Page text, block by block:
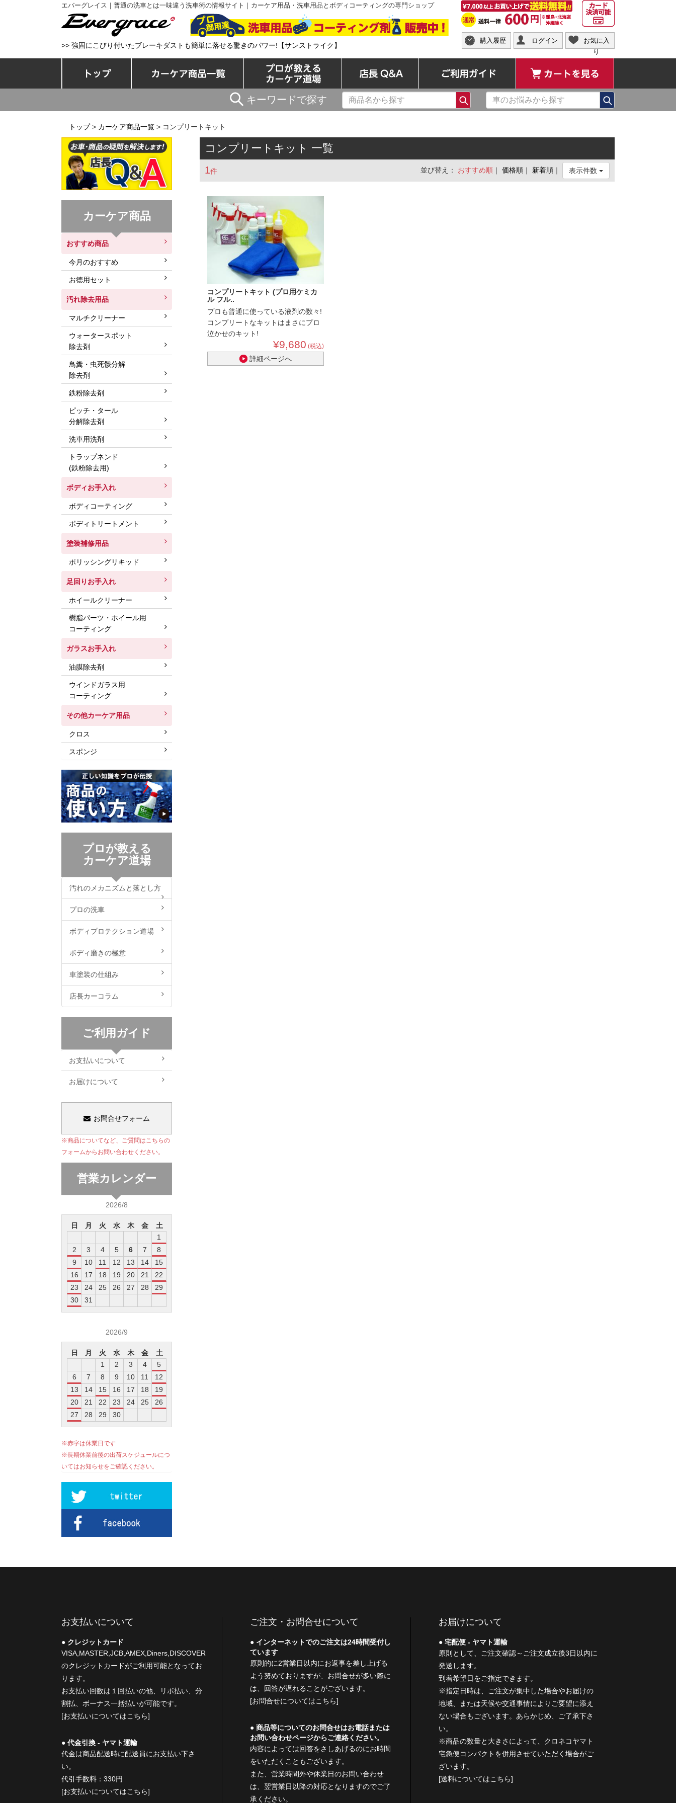
エバーグレイス｜普通の洗車とは一味違う洗車術の情報サイト｜カーケア用品・洗車用品とボディコーティングの専門ショップ
エバーグレイス/洗車用品とコーティングの専門ショップ
>> 強固にこびり付いたブレーキダストも簡単に落せる驚きのパワー!【サンストライク】
購入履歴 ログイン
お気に入
り
カーケア商品一覧
検索
検索
キーワードで探す
トップ> カーケア商品一覧 > コンプリートキット
コンプリートキット 一覧
1件 並び替え： おすすめ順 ｜ 価格順 ｜ 新着順 ｜ 表示件数
コンプリートキット (プロ用ケミカ
ル フル..
プロも普通に使っている液剤の数々!
コンプリートなキットはまさにプロ
泣かせのキット!
¥9,680 (税込)
詳細ページへ
カーケア商品
おすすめ商品
今月のおすすめ
お徳用セット
汚れ除去用品
マルチクリーナー
ウォータースポット
除去剤
鳥糞・虫死骸分解
除去剤
鉄粉除去剤
ピッチ・タール
分解除去剤
洗車用洗剤
トラップネンド
(鉄粉除去用)
ボディお手入れ
ボディコーティング
ボディトリートメント
塗装補修用品
ポリッシングリキッド
足回りお手入れ
ホイールクリーナー
樹脂パーツ・ホイール用
コーティング
ガラスお手入れ
油膜除去剤
ウインドガラス用
コーティング
その他カーケア用品
クロス
スポンジ
プロが教える
カーケア道場
汚れのメカニズムと落とし方
プロの洗車
ボディプロテクション道場
ボディ磨きの極意
車塗装の仕組み
店長カーコラム
ご利用ガイド
お支払いについて
お届けについて
お問合せフォーム
※商品についてなど、ご質問はこちらの
フォームからお問い合わせください。
営業カレンダー
2026/8
日 月 火 水 木 金
土
1
2
3 4 5 6 7
8
9
10 11 12 13 14
15
16
17 18 19 20 21
22
23
24 25 26 27 28
29
30
31
2026/9
日 月 火 水 木 金
土
1
2 3 4
5
6
7 8 9 10 11
12
13
14 15 16 17 18
19
20
21 22 23 24 25
26
27
28 29 30
※赤字は休業日です
※長期休業前後の出荷スケジュールにつ
いてはお知らせをご確認ください。
お支払いについて
クレジットカード
VISA,MASTER,JCB,AMEX,Diners,DISCOVER
のクレジットカードがご利用可能となってお
ります。
お支払い回数は１回払いの他、リボ払い、分
割払、ボーナス一括払いが可能です。
[お支払いについてはこちら]
代金引換 - ヤマト運輸
代金は商品配送時に配送員にお支払い下さ
い。
代引手数料：330円
[お支払いについてはこちら]
ご注文・お問合せについて
インターネットでのご注文は24時間受付し
ています
原則的に2営業日以内にお返事を差し上げる
よう努めておりますが、お問合せが多い際に
は、回答が遅れることがございます。
[お問合せについてはこちら]
商品等についてのお問合せはお電話または
お問い合わせページからご連絡ください。
内容によっては回答をさしあげるのにお時間
をいただくこともございます。
また、営業時間外や休業日のお問い合わせ
は、翌営業日以降の対応となりますのでご了
承ください。
お届けについて
宅配便 - ヤマト運輸
原則として、ご注文確認～ご注文成立後3日以内に
発送します。
到着希望日をご指定できます。
※指定日時は、ご注文が集中した場合やお届けの
地域、または天候や交通事情によりご要望に添え
ない場合もございます。あらかじめ、ご了承下さ
い。
※商品の数量と大きさによって、クロネコヤマト
宅急便コンパクトを併用させていただく場合がご
ざいます。
[送料についてはこちら]